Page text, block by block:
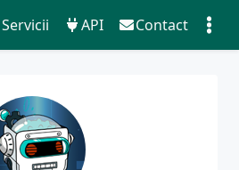
Servicii API Contact